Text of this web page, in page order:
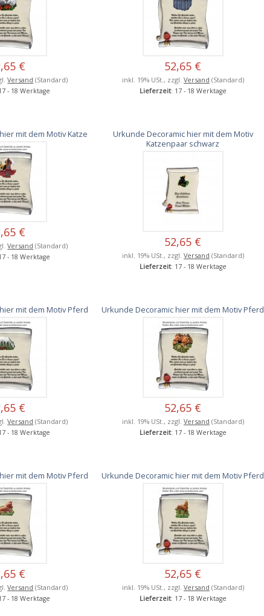
€
Versand (Standard)
- 18 Werktage
52,65 €
inkl. 19% USt., zzgl. Versand (Standard)
Lieferzeit: 17 - 18 Werktage
mit dem Motiv Katze
€
Versand (Standard)
- 18 Werktage
Urkunde Decoramic hier mit dem Motiv
Katzenpaar schwarz
52,65 €
inkl. 19% USt., zzgl. Versand (Standard)
Lieferzeit: 17 - 18 Werktage
mit dem Motiv Pferd
€
Versand (Standard)
- 18 Werktage
Urkunde Decoramic hier mit dem Motiv Pferd
52,65 €
inkl. 19% USt., zzgl. Versand (Standard)
Lieferzeit: 17 - 18 Werktage
mit dem Motiv Pferd
€
Versand (Standard)
- 18 Werktage
Urkunde Decoramic hier mit dem Motiv Pferd
52,65 €
inkl. 19% USt., zzgl. Versand (Standard)
Lieferzeit: 17 - 18 Werktage